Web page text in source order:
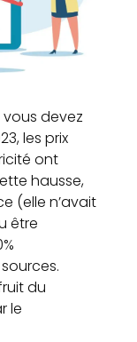
vous devez
les prix
ont
hausse,
(elle n’avait
être
du
le